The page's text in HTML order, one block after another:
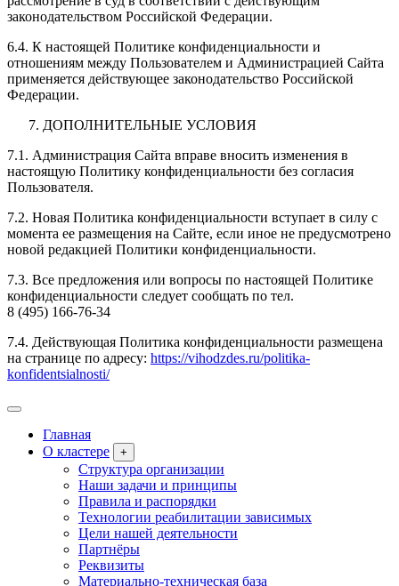
законодательством Российской Федерации.
6.4. К настоящей Политике конфиденциальности и
отношениям между Пользователем и Администрацией Сайта
применяется действующее законодательство Российской
Федерации.
ДОПОЛНИТЕЛЬНЫЕ УСЛОВИЯ
7.1. Администрация Сайта вправе вносить изменения в
настоящую Политику конфиденциальности без согласия
Пользователя.
7.2. Новая Политика конфиденциальности вступает в силу с
момента ее размещения на Сайте, если иное не предусмотрено
новой редакцией Политики конфиденциальности.
7.3. Все предложения или вопросы по настоящей Политике
конфиденциальности следует сообщать по тел.
8 (495) 166-76-34
7.4. Действующая Политика конфиденциальности размещена
на странице по адресу: https://vihodzdes.ru/politika-
konfidentsialnosti/
Главная
О кластере
+
Структура организации
Наши задачи и принципы
Правила и распорядки
Технологии реабилитации зависимых
Цели нашей деятельности
Партнёры
Реквизиты
Материально-техническая база